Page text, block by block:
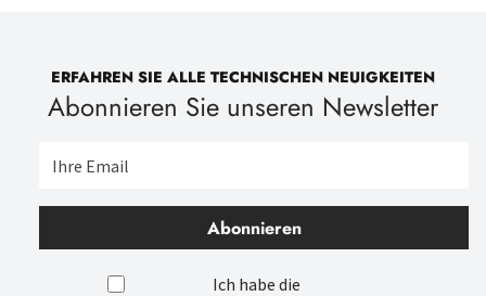
ERFAHREN SIE ALLE TECHNISCHEN NEUIGKEITEN
Abonnieren Sie unseren Newsletter
Abonnieren
Ich habe die